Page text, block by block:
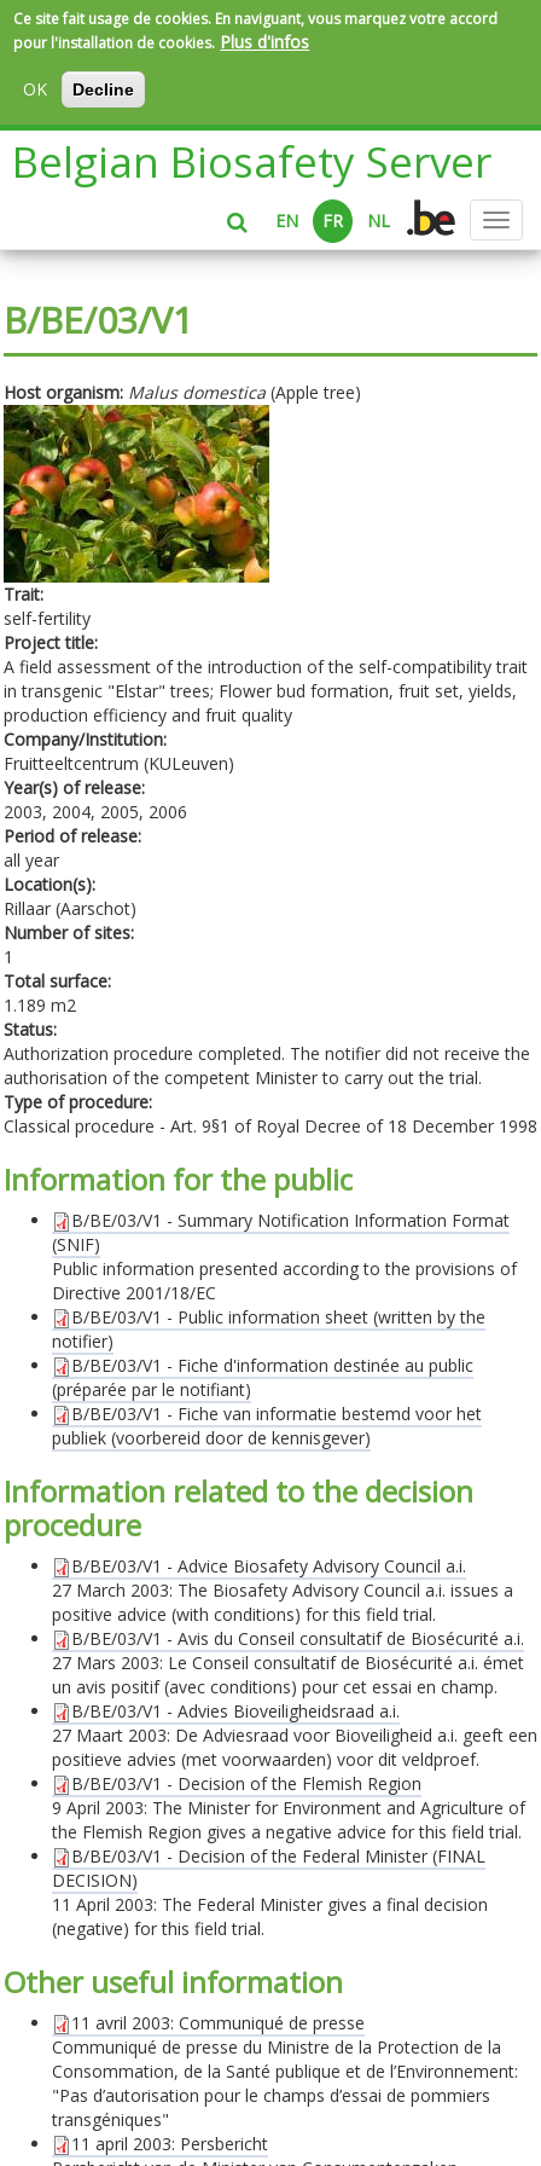
Ce site fait usage de cookies. En naviguant, vous marquez votre accord
pour l'installation de cookies. Plus d'infos
OK Decline
Aller
contenu
Belgian Biosafety Server
EN FR NL
B/BE/03/V1
Host organism: Malus domestica (Apple tree)
Trait:
self-fertility
Project title:
A field assessment of the introduction of the self-compatibility trait
in transgenic "Elstar" trees; Flower bud formation, fruit set, yields,
production efficiency and fruit quality
Company/Institution:
Fruitteeltcentrum (KULeuven)
Year(s) of release:
2003, 2004, 2005, 2006
Period of release:
all year
Location(s):
Rillaar (Aarschot)
Number of sites:
1
Total surface:
1.189 m2
Status:
Authorization procedure completed. The notifier did not receive the
authorisation of the competent Minister to carry out the trial.
Type of procedure:
Classical procedure - Art. 9§1 of Royal Decree of 18 December 1998
Information for the public
B/BE/03/V1 - Summary Notification Information Format
(SNIF)
Public information presented according to the provisions of
Directive 2001/18/EC
B/BE/03/V1 - Public information sheet (written by the
notifier)
B/BE/03/V1 - Fiche d'information destinée au public
(préparée par le notifiant)
B/BE/03/V1 - Fiche van informatie bestemd voor het
publiek (voorbereid door de kennisgever)
Information related to the decision
procedure
B/BE/03/V1 - Advice Biosafety Advisory Council a.i.
27 March 2003: The Biosafety Advisory Council a.i. issues a
positive advice (with conditions) for this field trial.
B/BE/03/V1 - Avis du Conseil consultatif de Biosécurité a.i.
27 Mars 2003: Le Conseil consultatif de Biosécurité a.i. émet
un avis positif (avec conditions) pour cet essai en champ.
B/BE/03/V1 - Advies Bioveiligheidsraad a.i.
27 Maart 2003: De Adviesraad voor Bioveiligheid a.i. geeft een
positieve advies (met voorwaarden) voor dit veldproef.
B/BE/03/V1 - Decision of the Flemish Region
9 April 2003: The Minister for Environment and Agriculture of
the Flemish Region gives a negative advice for this field trial.
B/BE/03/V1 - Decision of the Federal Minister (FINAL
DECISION)
11 April 2003: The Federal Minister gives a final decision
(negative) for this field trial.
Other useful information
11 avril 2003: Communiqué de presse
Communiqué de presse du Ministre de la Protection de la
Consommation, de la Santé publique et de l’Environnement:
"Pas d’autorisation pour le champs d’essai de pommiers
transgéniques"
11 april 2003: Persbericht